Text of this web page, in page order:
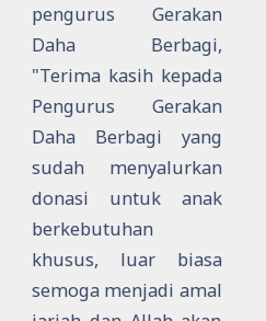
pengurus Gerakan
Daha Berbagi,
"Terima kasih kepada
Pengurus Gerakan
Daha Berbagi yang
sudah menyalurkan
donasi untuk anak
berkebutuhan
khusus, luar biasa
semoga menjadi amal